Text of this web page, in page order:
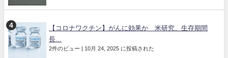
【コロナワクチン】がんに効果か 米研究、生存期間
長...
2件のビュー | 10月 24, 2025 に投稿された